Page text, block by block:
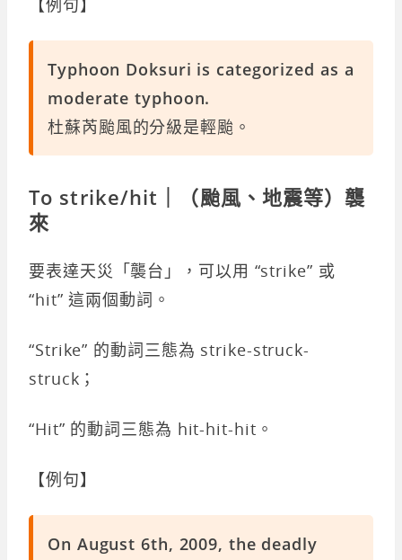
Typhoon Doksuri is categorized as a
moderate typhoon.
杜蘇芮颱風的分級是輕颱。
To strike/hit｜（颱風、地震等）襲
來
要表達天災「襲台」，可以用 “strike” 或
“hit” 這兩個動詞。
“Strike” 的動詞三態為 strike-struck-
struck；
“Hit” 的動詞三態為 hit-hit-hit。
【例句】
On August 6th, 2009, the deadly